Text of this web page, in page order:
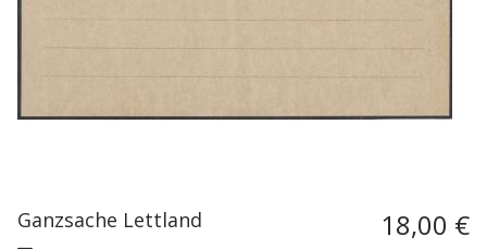
Ganzsache Lettland 18,00 €